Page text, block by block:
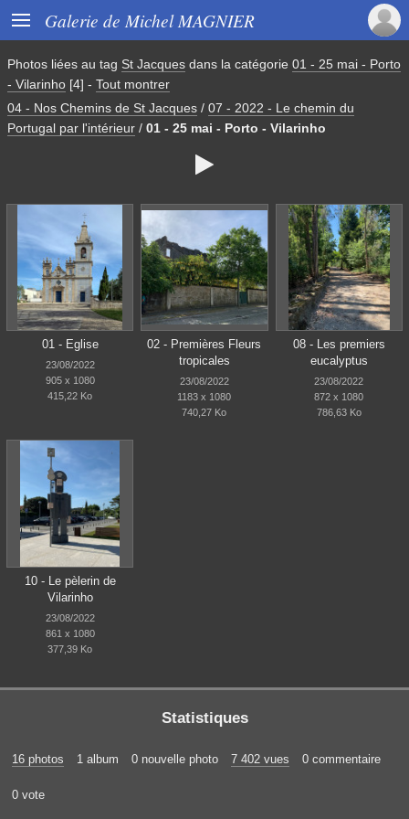
 Galerie de Michel MAGNIER
Photos liées au tag St Jacques dans la catégorie 01 - 25 mai - Porto
- Vilarinho [4] - Tout montrer
04 - Nos Chemins de St Jacques / 07 - 2022 - Le chemin du
Portugal par l'intérieur / 01 - 25 mai - Porto - Vilarinho

01 - Eglise
23/08/2022
905 x 1080
415,22 Ko
02 - Premières Fleurs
tropicales
23/08/2022
1183 x 1080
740,27 Ko
08 - Les premiers
eucalyptus
23/08/2022
872 x 1080
786,63 Ko
10 - Le pèlerin de
Vilarinho
23/08/2022
861 x 1080
377,39 Ko
Statistiques
16 photos 1 album 0 nouvelle photo 7 402 vues 0 commentaire
0 vote